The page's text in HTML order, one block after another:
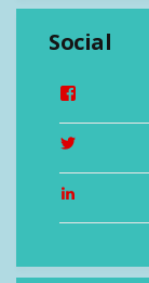
Social